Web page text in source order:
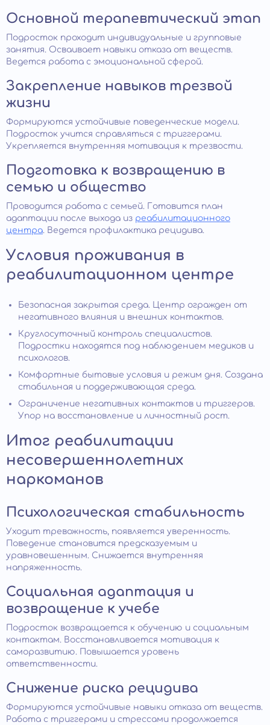
Основной терапевтический этап
Подросток проходит индивидуальные и групповые
занятия. Осваивает навыки отказа от веществ.
Ведется работа с эмоциональной сферой.
Закрепление навыков трезвой
жизни
Формируются устойчивые поведенческие модели.
Подросток учится справляться с триггерами.
Укрепляется внутренняя мотивация к трезвости.
Подготовка к возвращению в
семью и общество
Проводится работа с семьей. Готовится план
адаптации после выхода из реабилитационного
центра. Ведется профилактика рецидива.
Условия проживания в
реабилитационном центре
Безопасная закрытая среда. Центр огражден от
негативного влияния и внешних контактов.
Круглосуточный контроль специалистов.
Подростки находятся под наблюдением медиков и
психологов.
Комфортные бытовые условия и режим дня. Создана
стабильная и поддерживающая среда.
Ограничение негативных контактов и триггеров.
Упор на восстановление и личностный рост.
Итог реабилитации
несовершеннолетних
наркоманов
Психологическая стабильность
Уходит тревожность, появляется уверенность.
Поведение становится предсказуемым и
уравновешенным. Снижается внутренняя
напряженность.
Социальная адаптация и
возвращение к учебе
Подросток возвращается к обучению и социальным
контактам. Восстанавливается мотивация к
саморазвитию. Повышается уровень
ответственности.
Снижение риска рецидива
Формируются устойчивые навыки отказа от веществ.
Работа с триггерами и стрессами продолжается